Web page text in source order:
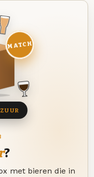
?
met bieren die in
MATCH